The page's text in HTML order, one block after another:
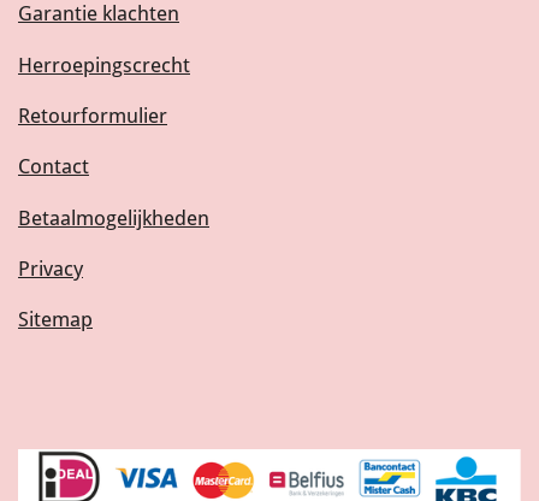
Garantie klachten
Herroepingscrecht
Retourformulier
Contact
Betaalmogelijkheden
Privacy
Sitemap